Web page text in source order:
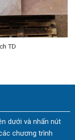
TD
dưới và nhấn nút
chương trình